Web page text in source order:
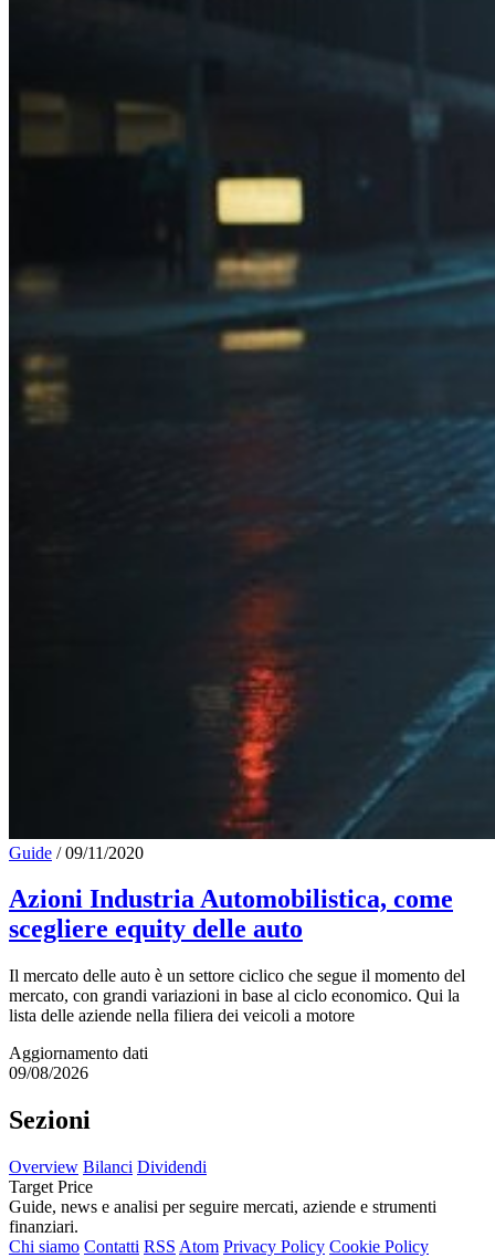
Guide / 09/11/2020
Azioni Industria Automobilistica, come
scegliere equity delle auto
Il mercato delle auto è un settore ciclico che segue il momento del
mercato, con grandi variazioni in base al ciclo economico. Qui la
lista delle aziende nella filiera dei veicoli a motore
Aggiornamento dati
09/08/2026
Sezioni
Overview Bilanci Dividendi
Target Price
Guide, news e analisi per seguire mercati, aziende e strumenti
finanziari.
Chi siamo Contatti RSS Atom Privacy Policy Cookie Policy